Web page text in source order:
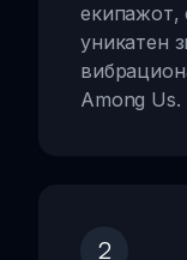
екипажот,
уникатен
Among Us.
2